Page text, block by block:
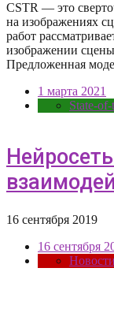
CSTR — это
на изображениях
работ
изображении сцены
Предложенная
1 марта 2021
State-
16 сентября 2019
16 сентября
Новости